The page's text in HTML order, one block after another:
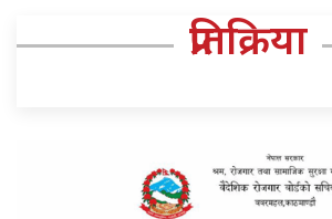
प्रतिक्रिया